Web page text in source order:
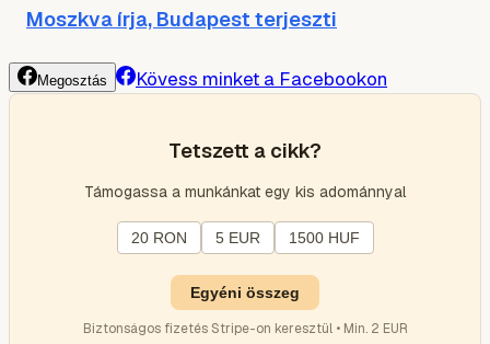
Moszkva írja, Budapest terjeszti
Megosztás Kövess minket a Facebookon
Tetszett a cikk?
Támogassa a munkánkat egy kis adománnyal
20 RON 5 EUR 1500 HUF
Egyéni összeg
Biztonságos fizetés Stripe-on keresztül • Min. 2 EUR